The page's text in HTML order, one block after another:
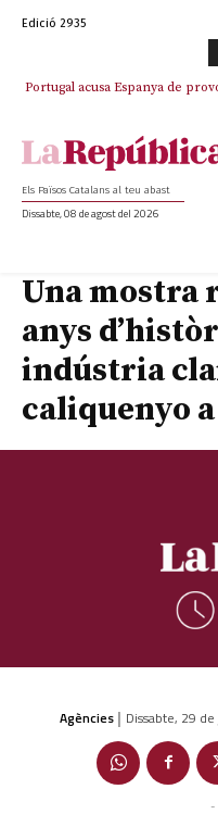
Edició 2935
Portugal acusa Espanya de
Els Països Catalans al teu abast
Dissabte, 08 de agost del 2026
Una mostra
anys
indústria
caliquenyo
Agències | Dissabte, 29
-